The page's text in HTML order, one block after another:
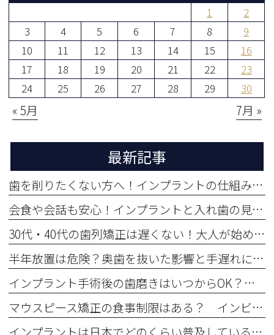
1
2
3
4 5 6 7 8
9
10
11 12 13 14 15
16
17
18 19 20 21 22
23
24
25 26 27 28 29 30
« 5月 7月 »
最新記事
歯を削りたくない方へ！インプラントの仕組みと他治療との違い
会食や会話も安心！インプラントと入れ歯の見た目・噛む力を徹底比較
30代・40代の歯列矯正は遅くない！大人が始める3つのメリット
半年放置は危険？奥歯を抜いた影響と手遅れになる前の3つの治療法
インプラント手術後の歯磨きはいつからOK？ 正しい歯磨きの仕方と注意点
マウスピース矯正の食事制限はある？ インビザラインをつけたまま食べるとどうなる？